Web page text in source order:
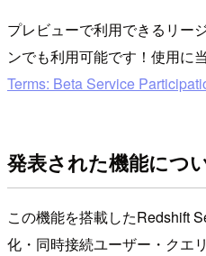
プレビューで利用できるリー
ンでも利用可能です！使用に
Terms: Beta Service
発表された機能につ
この機能を搭載したRedshift
化・同時接続ユーザー・クエ